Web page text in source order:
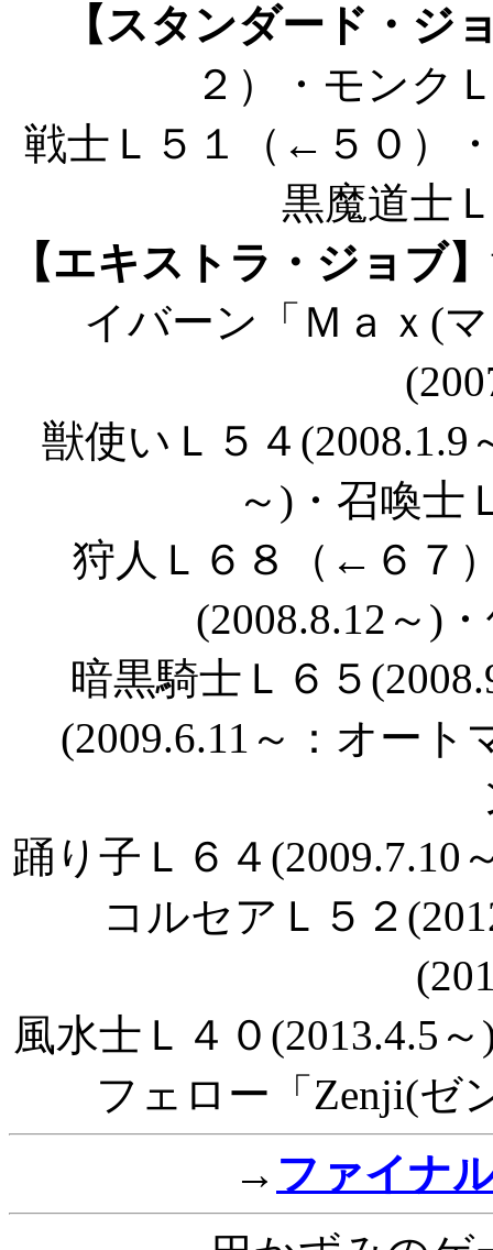
【スタンダード・ジ
２）・モンク
戦士Ｌ５１（←５０）
黒魔道士
【エキストラ・ジョブ】
イバーン「Ｍａｘ(
獣使いＬ５４(2008.1.9
～)・召喚士
狩人Ｌ６８（←６７
(2008.8.12～)
暗黒騎士Ｌ６５
(2009.6.11～：オー
踊り子Ｌ６４(2009.7.10
コルセアＬ５２
風水士Ｌ４０(2013.4.5
フェロー「Zenji(ゼ
→ ファイナ